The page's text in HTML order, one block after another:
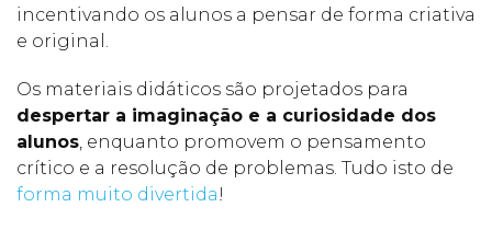
incentivando os alunos a pensar de forma criativa
e original.
Os materiais didáticos são projetados para
despertar a imaginação e a curiosidade dos
alunos, enquanto promovem o pensamento
crítico e a resolução de problemas. Tudo isto de
forma muito divertida!